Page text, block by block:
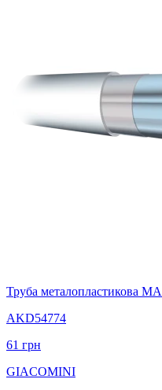
Труба металопластикова
AKD54774
61 грн
GIACOMINI